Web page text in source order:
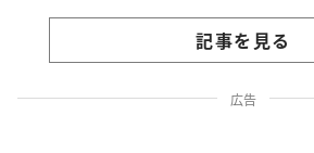
記事を見る
広告